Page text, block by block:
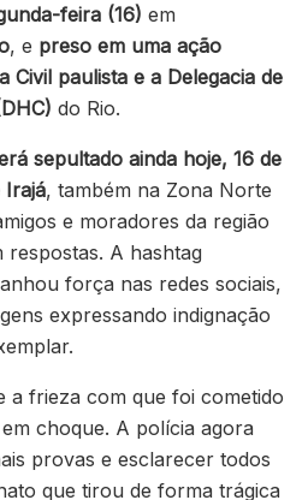
feira (16) em
, e preso em uma ação
Civil paulista e a Delegacia de
do Rio.
sepultado ainda hoje, 16 de
Irajá, também na Zona Norte
e moradores da região
respostas. A hashtag
força nas redes sociais,
expressando indignação
a frieza com que foi cometido
choque. A polícia agora
provas e esclarecer todos
que tirou de forma trágica